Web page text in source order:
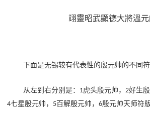
翊靈昭武顯德大將溫元
下面是无锡较有代表性的殷元帅的不同符
从左到右分别是：1虎头殷元帅， 2好生殷
4七星殷元帅， 5百解殷元帅， 6殷元帅天师符